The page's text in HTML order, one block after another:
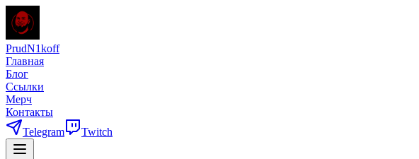
PrudN1koff
Главная
Блог
Ссылки
Мерч
Контакты
Telegram
Twitch